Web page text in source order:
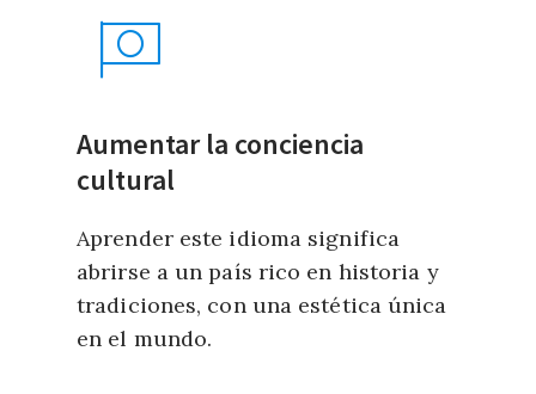
Aumentar la conciencia
cultural
Aprender este idioma significa
abrirse a un país rico en historia y
tradiciones, con una estética única
en el mundo.